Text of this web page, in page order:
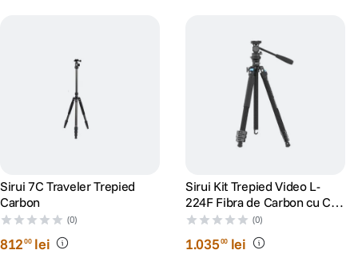
Sirui 7C Traveler Trepied
Carbon
(0)
81200 lei
Sirui Kit Trepied Video L-
224F Fibra de Carbon cu Cap
Video KV-5
(0)
1.03500 lei